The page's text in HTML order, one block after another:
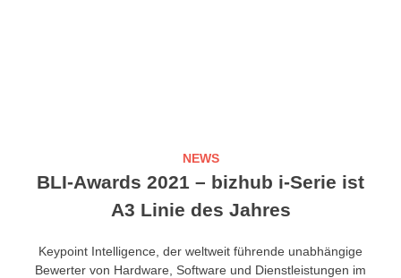
NEWS
BLI-Awards 2021 – bizhub i-Serie ist
A3 Linie des Jahres
Keypoint Intelligence, der weltweit führende unabhängige
Bewerter von Hardware, Software und Dienstleistungen im